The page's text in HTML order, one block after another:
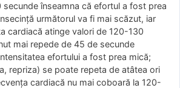
secunde înseamna că efortul a fost prea
următorul va fi mai scăzut, iar
cardiacă atinge valori de 120-130
mai repede de 45 de secunde
efortului a fost prea mică;
repriza) se poate repeta de atâtea ori
cardiacă nu mai coboară la 120-